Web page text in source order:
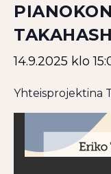
14.9.2025 klo
Yhteisprojektina